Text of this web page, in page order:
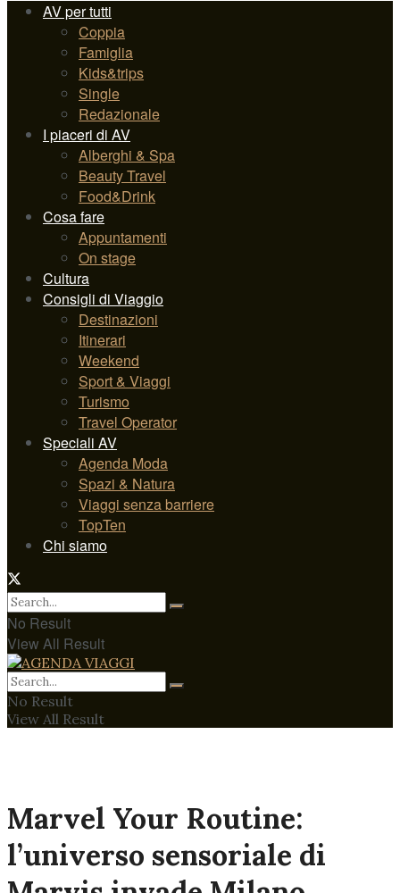
AV per tutti
Coppia
Famiglia
Kids&trips
Single
Redazionale
I piaceri di AV
Alberghi & Spa
Beauty Travel
Food&Drink
Cosa fare
Appuntamenti
On stage
Cultura
Consigli di Viaggio
Destinazioni
Itinerari
Weekend
Sport & Viaggi
Turismo
Travel Operator
Speciali AV
Agenda Moda
Spazi & Natura
Viaggi senza barriere
TopTen
Chi siamo
No Result
View All Result
No Result
View All Result
Marvel Your Routine:
l’universo sensoriale di